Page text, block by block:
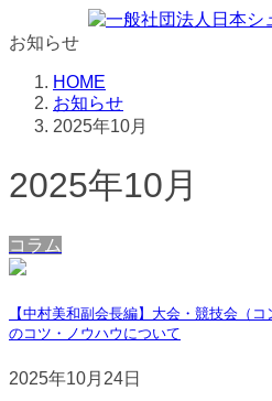
ン
キ
ッ
ビ
に
移
お知らせ
HOME
お知らせ
2025年10月
2025年10月
コラム
【中村美和副会長編】大会・競技会（
のコツ・ノウハウについて
2025年10月24日